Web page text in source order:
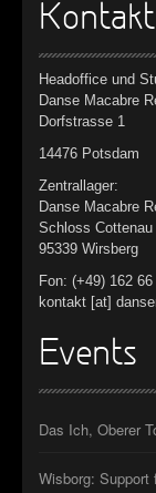
Kontakt
Headoffice und
Danse Macabre
Dorfstrasse 1
14476 Potsdam
Zentrallager:
Danse Macabre
Schloss Cottenau
95339 Wirsberg
Fon: (+49) 162
kontakt [at]
Events
Das Ich, Oberer
Wisborg: